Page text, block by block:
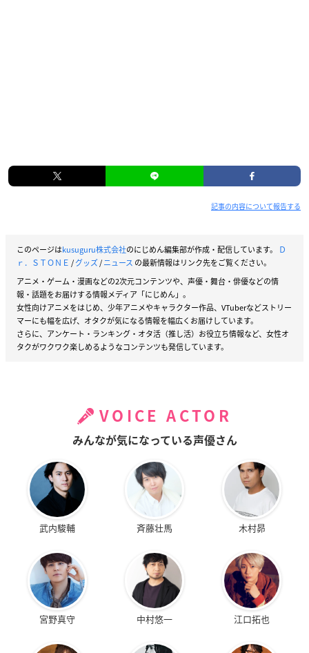
記事の内容について報告する
このページはkusuguru株式会社のにじめん編集部が作成・配信しています。
Ｄ
ｒ．ＳＴＯＮＥ /グッズ/ニュース の最新情報はリンク先をご覧ください。
アニメ・ゲーム・漫画などの2次元コンテンツや、声優・舞台・俳優などの情
報・話題をお届けする情報メディア「にじめん」。
女性向けアニメをはじめ、少年アニメやキャラクター作品、VTuberなどストリー
マーにも幅を広げ、オタクが気になる情報を幅広くお届けしています。
さらに、アンケート・ランキング・オタ活（推し活）お役立ち情報など、女性オ
タクがワクワク楽しめるようなコンテンツも発信しています。
VOICE ACTOR
みんなが気になっている声優さん
武内駿輔 斉藤壮馬 木村昴
宮野真守 中村悠一 江口拓也